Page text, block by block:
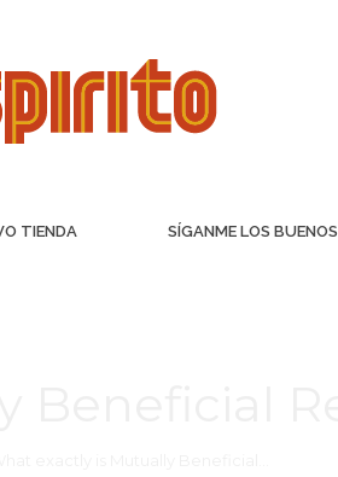
TIENDA SÍGANME LOS BUENOS